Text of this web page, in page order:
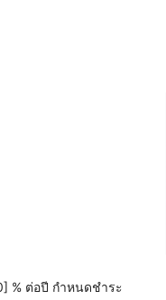
% ต่อปี กำหนดชำระ